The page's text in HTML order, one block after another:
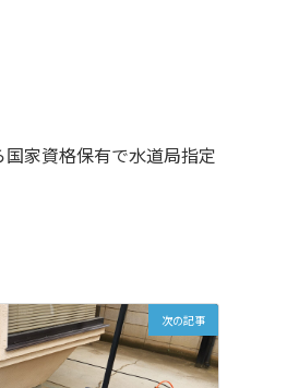
家資格保有で水道局指定
次の記事